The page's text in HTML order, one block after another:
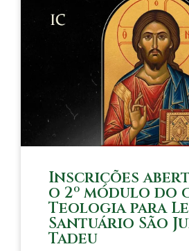
Inscrições
o 2º módulo do
Teologia para
Santuário São
Tadeu